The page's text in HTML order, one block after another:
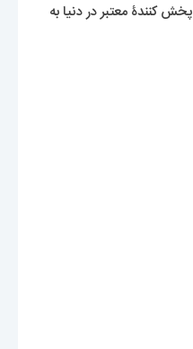
این برند هنوز که هنوزه با تولید کیف ها و لباس های جذابش توجه طرفداران اکسسوری را به خود جلب میکند. این شرکت محصولات خود را توسط بیش از دویست بوتیک سرشناس و 1500 پخش کنندۀ معتبر در دنیا به